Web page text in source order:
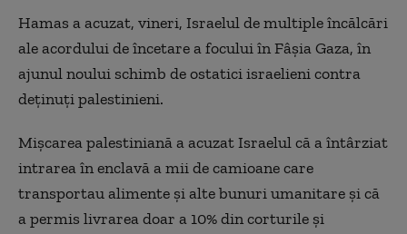
Hamas a acuzat, vineri, Israelul de multiple încălcări
ale acordului de încetare a focului în Fâşia Gaza, în
ajunul noului schimb de ostatici israelieni contra
deţinuţi palestinieni.
Mişcarea palestiniană a acuzat Israelul că a întârziat
intrarea în enclavă a mii de camioane care
transportau alimente şi alte bunuri umanitare şi că
a permis livrarea doar a 10% din corturile şi